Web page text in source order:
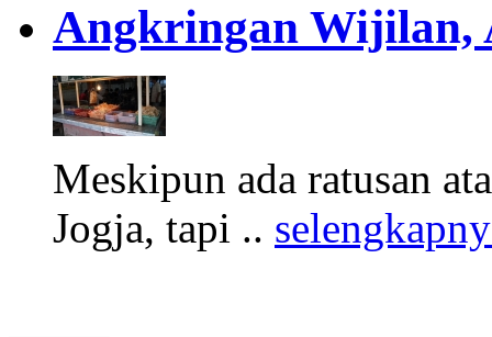
Angkringan Wijilan,
Meskipun ada ratusan
Jogja, tapi ..